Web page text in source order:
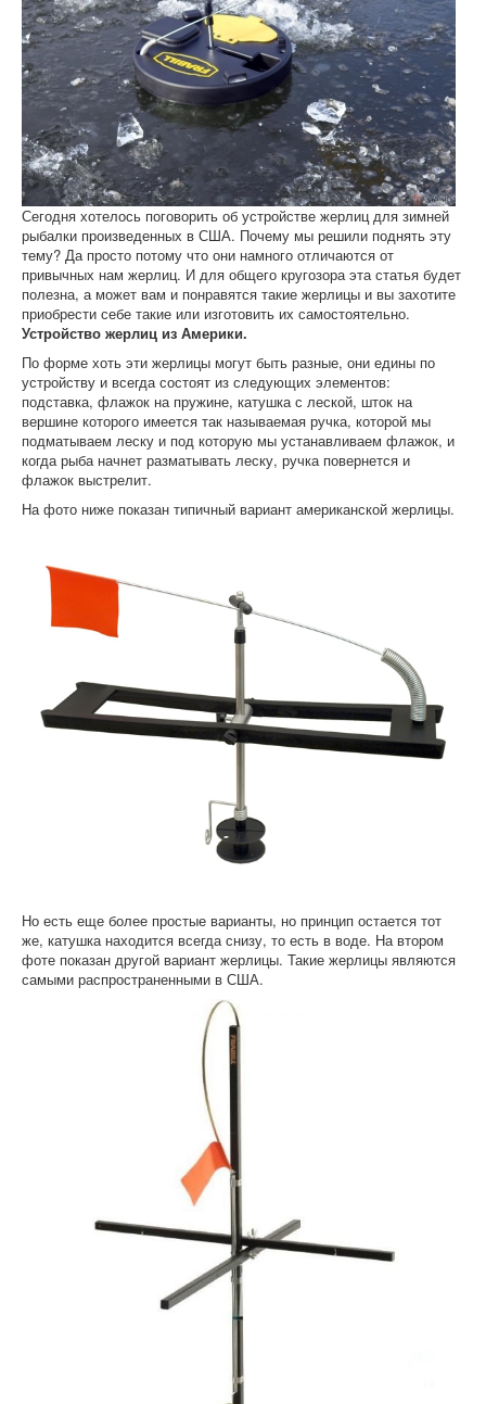
Сегодня хотелось поговорить об устройстве жерлиц для зимней
рыбалки произведенных в США. Почему мы решили поднять эту
тему? Да просто потому что они намного отличаются от
привычных нам жерлиц. И для общего кругозора эта статья будет
полезна, а может вам и понравятся такие жерлицы и вы захотите
приобрести себе такие или изготовить их самостоятельно.
Устройство жерлиц из Америки.
По форме хоть эти жерлицы могут быть разные, они едины по
устройству и всегда состоят из следующих элементов:
подставка, флажок на пружине, катушка с леской, шток на
вершине которого имеется так называемая ручка, которой мы
подматываем леску и под которую мы устанавливаем флажок, и
когда рыба начнет разматывать леску, ручка повернется и
флажок выстрелит.
На фото ниже показан типичный вариант американской жерлицы.
Но есть еще более простые варианты, но принцип остается тот
же, катушка находится всегда снизу, то есть в воде. На втором
фоте показан другой вариант жерлицы. Такие жерлицы являются
самыми распространенными в США.